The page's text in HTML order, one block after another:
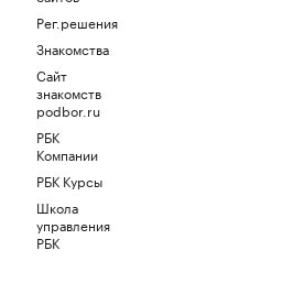
Рег.решения
Знакомства
Сайт
знакомств
podbor.ru
РБК
Компании
РБК Курсы
Школа
управления
РБК